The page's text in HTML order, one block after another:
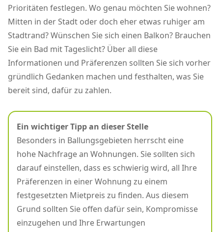
Prioritäten festlegen. Wo genau möchten Sie wohnen?
Mitten in der Stadt oder doch eher etwas ruhiger am
Stadtrand? Wünschen Sie sich einen Balkon? Brauchen
Sie ein Bad mit Tageslicht? Über all diese
Informationen und Präferenzen sollten Sie sich vorher
gründlich Gedanken machen und festhalten, was Sie
bereit sind, dafür zu zahlen.
Ein wichtiger Tipp an dieser Stelle
Besonders in Ballungsgebieten herrscht eine
hohe Nachfrage an Wohnungen. Sie sollten sich
darauf einstellen, dass es schwierig wird, all Ihre
Präferenzen in einer Wohnung zu einem
festgesetzten Mietpreis zu finden. Aus diesem
Grund sollten Sie offen dafür sein, Kompromisse
einzugehen und Ihre Erwartungen